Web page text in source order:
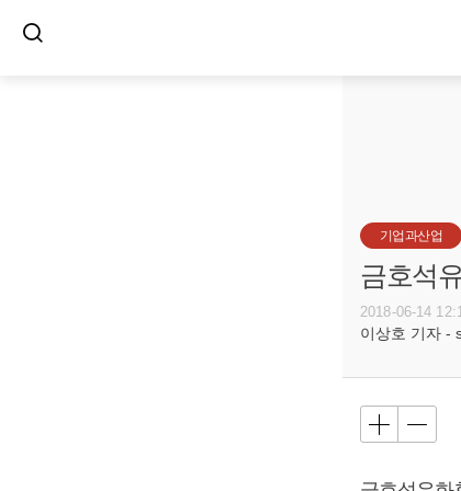
기업과산업
금호석
2018-06-14
이상호 기자 -